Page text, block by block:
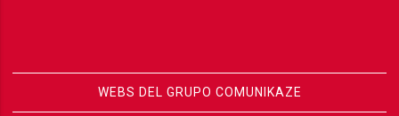
WEBS DEL GRUPO COMUNIKAZE